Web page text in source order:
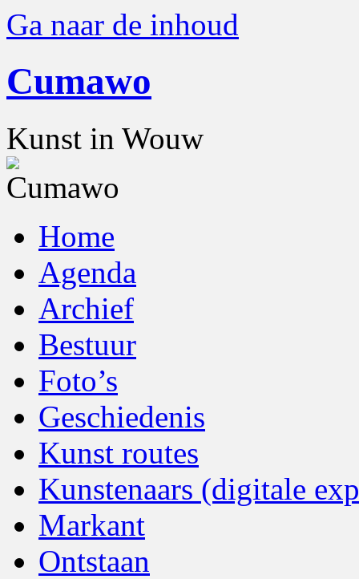
Ga naar de inhoud
Cumawo
Kunst in Wouw
Home
Agenda
Archief
Bestuur
Foto’s
Geschiedenis
Kunst routes
Kunstenaars (digitale
Markant
Ontstaan